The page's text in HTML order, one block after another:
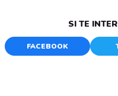
SI TE
FACEBOOK